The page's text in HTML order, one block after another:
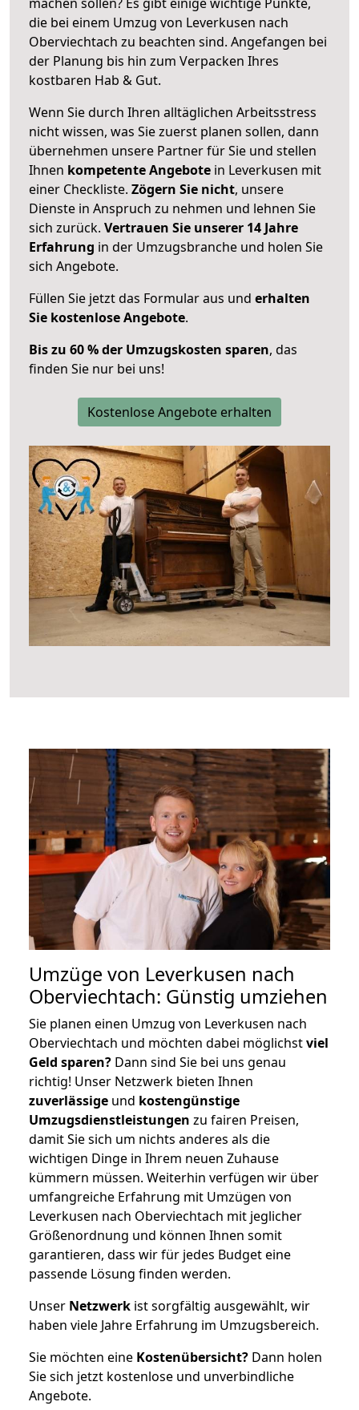
die bei einem Umzug von Leverkusen nach
Oberviechtach zu beachten sind. Angefangen bei
der Planung bis hin zum Verpacken Ihres
kostbaren Hab & Gut.
Wenn Sie durch Ihren alltäglichen Arbeitsstress
nicht wissen, was Sie zuerst planen sollen, dann
übernehmen unsere Partner für Sie und stellen
Ihnen kompetente Angebote in Leverkusen mit
einer Checkliste. Zögern Sie nicht, unsere
Dienste in Anspruch zu nehmen und lehnen Sie
sich zurück. Vertrauen Sie unserer 14 Jahre
Erfahrung in der Umzugsbranche und holen Sie
sich Angebote.
Füllen Sie jetzt das Formular aus und erhalten
Sie kostenlose Angebote.
Bis zu 60 % der Umzugskosten sparen, das
finden Sie nur bei uns!
Kostenlose Angebote erhalten
Umzüge von Leverkusen nach
Oberviechtach: Günstig umziehen
Sie planen einen Umzug von Leverkusen nach
Oberviechtach und möchten dabei möglichstviel
Geld sparen? Dann sind Sie bei uns genau
richtig! Unser Netzwerk bieten Ihnen
zuverlässige und kostengünstige
Umzugsdienstleistungen zu fairen Preisen,
damit Sie sich um nichts anderes als die
wichtigen Dinge in Ihrem neuen Zuhause
kümmern müssen. Weiterhin verfügen wir über
umfangreiche Erfahrung mit Umzügen von
Leverkusen nach Oberviechtach mit jeglicher
Größenordnung und können Ihnen somit
garantieren, dass wir für jedes Budget eine
passende Lösung finden werden.
Unser Netzwerk ist sorgfältig ausgewählt, wir
haben viele Jahre Erfahrung im Umzugsbereich.
Sie möchten eine Kostenübersicht? Dann holen
Sie sich jetzt kostenlose und unverbindliche
Angebote.